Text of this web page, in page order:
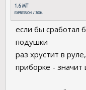
если бы сработал
подушки
раз хрустит в
приборке -